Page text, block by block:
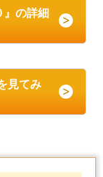
』の詳細
見てみ